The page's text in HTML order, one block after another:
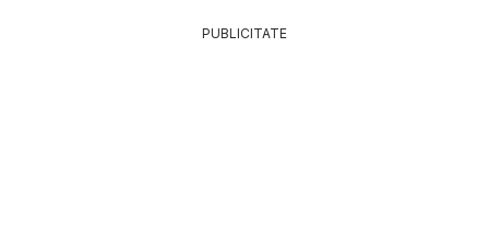
PUBLICITATE